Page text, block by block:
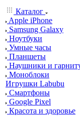
Каталог
Apple iPhone
Samsung Galaxy
Ноутбуки
Умные часы
Планшеты
Наушники и
Моноблоки
Игрушки Labubu
Смартфоны
Google Pixel
Красота и здоровье